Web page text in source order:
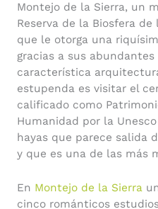
Montejo de la Sierra, un
Reserva de la Biosfera
que le otorga una
gracias a sus abundantes
característica
estupenda es visitar el
calificado como
Humanidad por la
hayas que parece salida
y que es una de las más
En Montejo de la Sierra
cinco románticos